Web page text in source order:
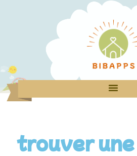
trouver une